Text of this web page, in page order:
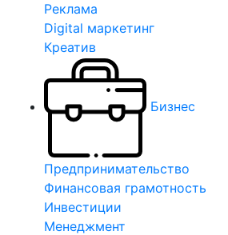
Реклама
Digital маркетинг
Креатив
Бизнес
Предпринимательство
Финансовая грамотность
Инвестиции
Менеджмент